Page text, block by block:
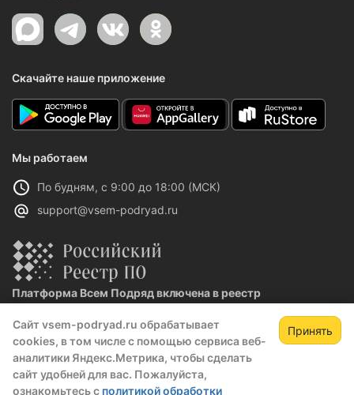
Сайт vsem-podryad.ru обрабатывает
cookies, в том числе с помощью сервиса веб-
аналитики Яндекс.Метрика, чтобы сделать
сайт удобней для вас. Пожалуйста,
ознакомьтесь с политикой обработки
Принять
Зарегистрируйтесь,
чтобы открыть сведения о закупке
скрытые данные станут доступны после
Скачайте наше приложение
Мы работаем
По будням, с 9:00 до 18:00 (МСК)
support@vsem-podryad.ru
Платформа Всем Подряд включена в реестр
Реестровая запись №32021 от 06.02.2026
Политика конфиденциальности